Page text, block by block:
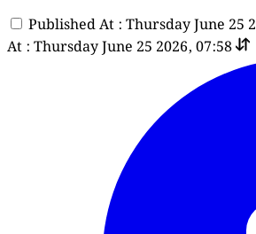
Published At : Thursday June 25
At : Thursday June 25 2026, 07:58